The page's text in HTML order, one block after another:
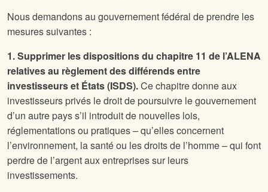
Nous demandons au gouvernement fédéral de prendre les
mesures suivantes :
1. Supprimer les dispositions du chapitre 11 de l’ALENA
relatives au règlement des différends entre
investisseurs et États (ISDS).Ce chapitre donne aux
investisseurs privés le droit de poursuivre le gouvernement
d’un autre pays s’il introduit de nouvelles lois,
réglementations ou pratiques – qu’elles concernent
l’environnement, la santé ou les droits de l’homme – qui font
perdre de l’argent aux entreprises sur leurs
investissements.